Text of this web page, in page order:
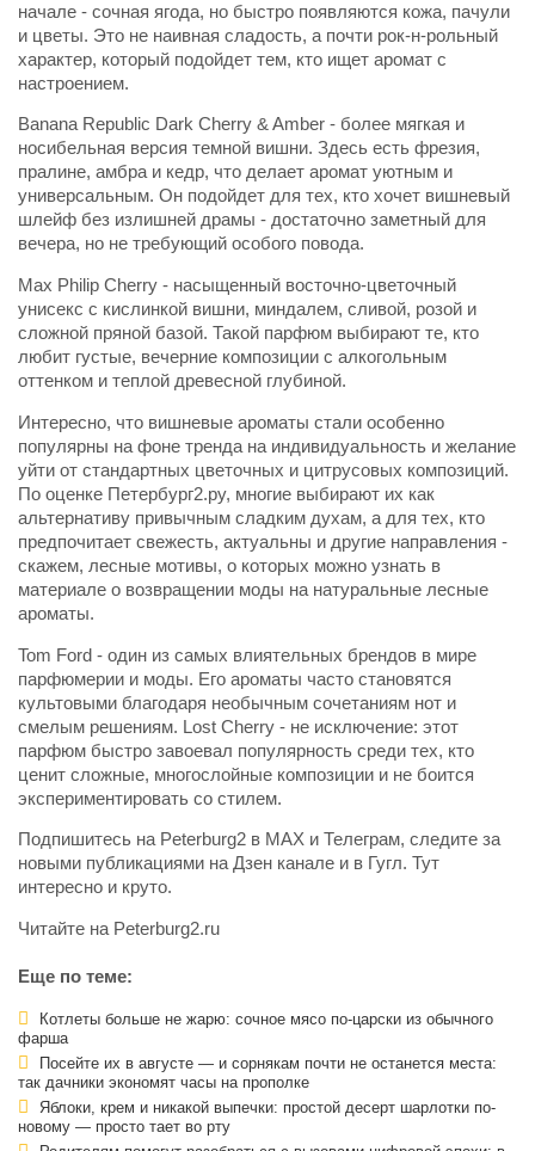
начале - сочная ягода, но быстро появляются кожа, пачули
и цветы. Это не наивная сладость, а почти рок-н-рольный
характер, который подойдет тем, кто ищет аромат с
настроением.
Banana Republic Dark Cherry & Amber - более мягкая и
носибельная версия темной вишни. Здесь есть фрезия,
пралине, амбра и кедр, что делает аромат уютным и
универсальным. Он подойдет для тех, кто хочет вишневый
шлейф без излишней драмы - достаточно заметный для
вечера, но не требующий особого повода.
Max Philip Cherry - насыщенный восточно-цветочный
унисекс с кислинкой вишни, миндалем, сливой, розой и
сложной пряной базой. Такой парфюм выбирают те, кто
любит густые, вечерние композиции с алкогольным
оттенком и теплой древесной глубиной.
Интересно, что вишневые ароматы стали особенно
популярны на фоне тренда на индивидуальность и желание
уйти от стандартных цветочных и цитрусовых композиций.
По оценке Петербург2.ру, многие выбирают их как
альтернативу привычным сладким духам, а для тех, кто
предпочитает свежесть, актуальны и другие направления -
скажем, лесные мотивы, о которых можно узнать в
материале о возвращении моды на натуральные лесные
ароматы.
Tom Ford - один из самых влиятельных брендов в мире
парфюмерии и моды. Его ароматы часто становятся
культовыми благодаря необычным сочетаниям нот и
смелым решениям. Lost Cherry - не исключение: этот
парфюм быстро завоевал популярность среди тех, кто
ценит сложные, многослойные композиции и не боится
экспериментировать со стилем.
Подпишитесь на Peterburg2 в MAX и Телеграм, следите за
новыми публикациями на Дзен канале и в Гугл. Тут
интересно и круто.
Читайте на Peterburg2.ru
Еще по теме:
Котлеты больше не жарю: сочное мясо по-царски из обычного
фарша
Посейте их в августе — и сорнякам почти не останется места:
так дачники экономят часы на прополке
Яблоки, крем и никакой выпечки: простой десерт шарлотки по-
новому — просто тает во рту